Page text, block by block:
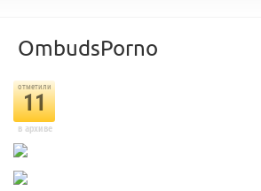
OmbudsPorno
отметили
11
в архиве